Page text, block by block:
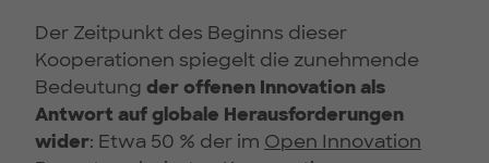
Der Zeitpunkt des Beginns dieser
Kooperationen spiegelt die zunehmende
Bedeutung der offenen Innovation als
Antwort auf globale Herausforderungen
wider: Etwa 50 % der im Open Innovation